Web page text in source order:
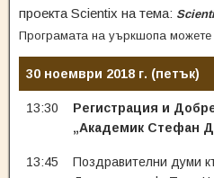
проекта Scientix на тема:
Програмата на уъркшопа можете
30 ноември 2018 г. (петък)
13:30
Регистрация и
„Академик Стефан
13:45
Поздравителни думи